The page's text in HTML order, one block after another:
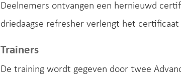
Deelnemers ontvangen een hernieuwd
driedaagse refresher verlengt het
Trainers
De training wordt gegeven door twee